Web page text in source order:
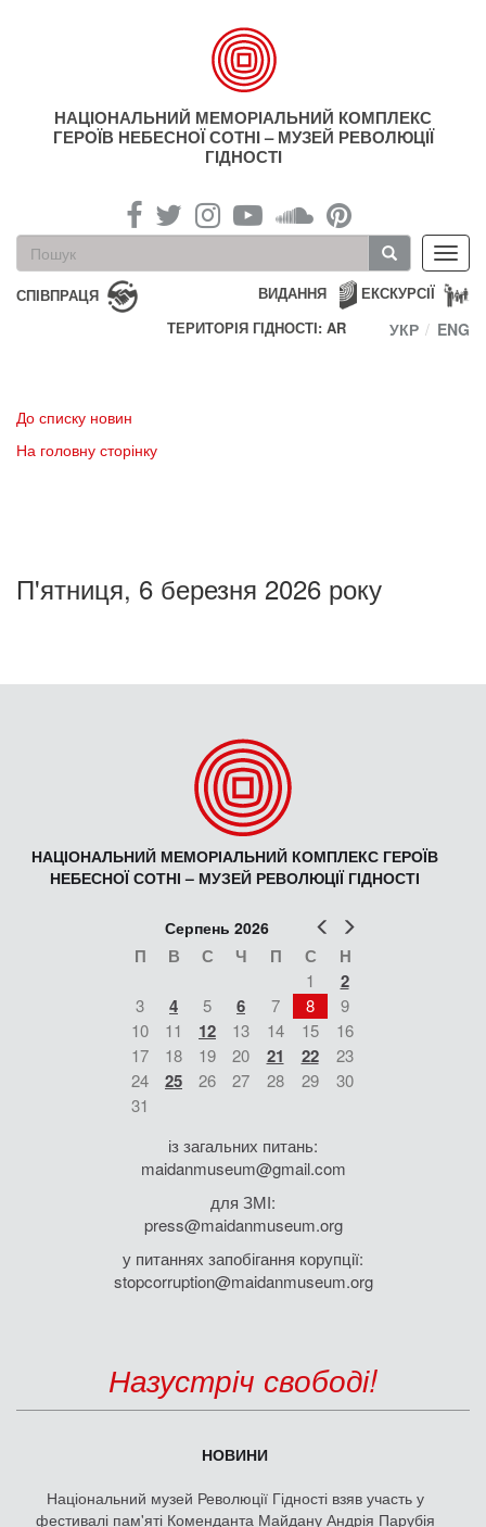
НАЦІОНАЛЬНИЙ МЕМОРІАЛЬНИЙ КОМПЛЕКС
ГЕРОЇВ НЕБЕСНОЇ СОТНІ – МУЗЕЙ РЕВОЛЮЦІЇ
ГІДНОСТІ
Пошукова
форма
Пошук
СПІВПРАЦЯ ЕКСКУРСІЇ
ВИДАННЯ
ТЕРИТОРІЯ ГІДНОСТІ: AR
УКР ENG
До списку новин
На головну сторінку
П'ятниця, 6 березня 2026 року
НАЦІОНАЛЬНИЙ МЕМОРІАЛЬНИЙ КОМПЛЕКС ГЕРОЇВ
НЕБЕСНОЇ СОТНІ – МУЗЕЙ РЕВОЛЮЦІЇ ГІДНОСТІ
Попер
Серпень 2026
П В С Ч П С Н
1 2
3 4 5 6 7 8
9
10
11 12 13 14 15
16
17
18 19 20 21 22
23
24
25 26 27 28 29
30
31
із загальних питань:
maidanmuseum@gmail.com
для ЗМІ:
press@maidanmuseum.org
у питаннях запобігання корупції:
stopcorruption@maidanmuseum.org
Назустріч свободі!
НОВИНИ
Національний музей Революції Гідності взяв участь у
фестивалі пам'яті Коменданта Майдану Андрія Парубія